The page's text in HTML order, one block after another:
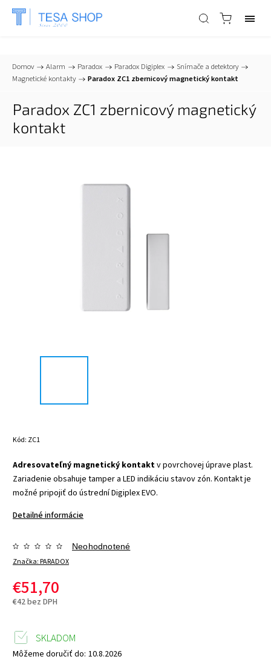
📞+421 903 553 805 info@tesa-systems.sk
Domov / Alarm / Paradox / Paradox Digiplex / Snímače a detektory /
Magnetické kontakty / Paradox ZC1 zbernicový magnetický kontakt
Paradox ZC1 zbernicový magnetický
kontakt
Kód: ZC1
Adresovateľný magnetický kontaktv povrchovej úprave plast.
Zariadenie obsahuje tamper a LED indikáciu stavov zón. Kontakt je
možné pripojiť do ústrední Digiplex EVO.
Detailné informácie
Značka:PARADOX
Neohodnotené
€51,70
€42 bez DPH
SKLADOM
Môžeme doručiť do: 10.8.2026